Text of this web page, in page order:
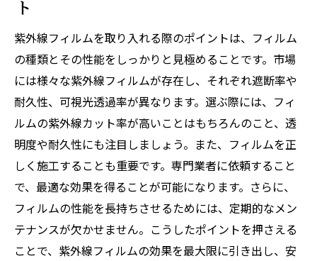
フィルムで室内温度を抑える仕組み
温度管理に役立つフィルムの特性
室内温度の安定化にフィルムが貢献
フィルムで夏の暑さを軽減する
省エネ効果を発揮する紫外線フィルム
フィルムで快適な温度環境を実現
ト
紫外線フィルムを取り入れる際のポイントは、フィルム
の種類とその性能をしっかりと見極めることです。市場
には様々な紫外線フィルムが存在し、それぞれ遮断率や
耐久性、可視光透過率が異なります。選ぶ際には、フィ
ルムの紫外線カット率が高いことはもちろんのこと、透
明度や耐久性にも注目しましょう。また、フィルムを正
しく施工することも重要です。専門業者に依頼すること
で、最適な効果を得ることが可能になります。さらに、
フィルムの性能を長持ちさせるためには、定期的なメン
テナンスが欠かせません。こうしたポイントを押さえる
ことで、紫外線フィルムの効果を最大限に引き出し、安